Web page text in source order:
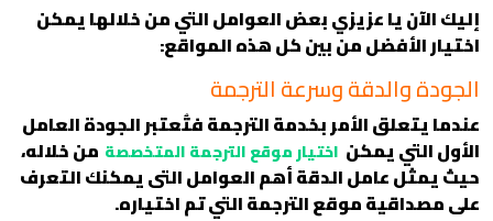
إليك الآن يا عزيزي بعض العوامل التي من خلالها يمكن
اختيار الأفضل من بين كل هذه المواقع:
الجودة والدقة وسرعة الترجمة
عندما يتعلق الأمر بخدمة الترجمة فتُعتبر الجودة العامل
الأول التي يمكن اختيار موقع الترجمة المتخصصة من خلاله،
حيث يمثل عامل الدقة أهم العوامل التى يمكنك التعرف
على مصداقية موقع الترجمة التي تم اختياره.